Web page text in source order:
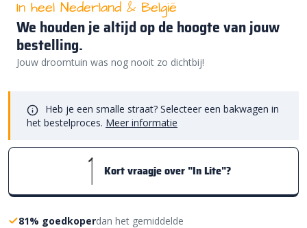
In heel Nederland & België
We houden je altijd op de hoogte van jouw
bestelling.
Jouw droomtuin was nog nooit zo dichtbij!
Heb je een smalle straat? Selecteer een bakwagen in
het bestelproces. Meer informatie
Kort vraagje over "In Lite"?
81% goedkoperdan het gemiddelde